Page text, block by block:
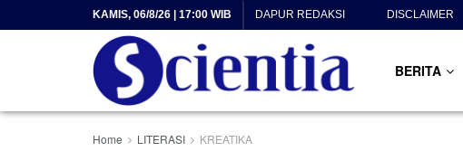
KAMIS, 06/8/26 | 17:00 WIB DAPUR REDAKSI DISCLAIMER
BERITA
Home LITERASI KREATIKA